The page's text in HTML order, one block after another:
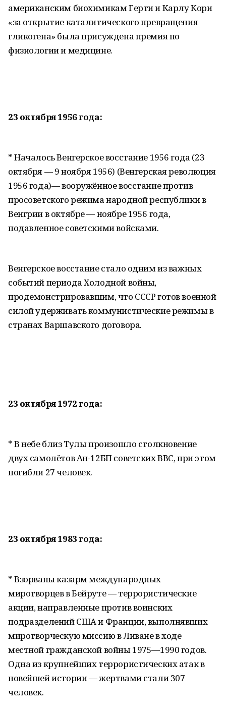
американским биохимикам Герти и Карлу Кори
«за открытие каталитического превращения
гликогена» была присуждена премия по
физиологии и медицине.
23 октября 1956 года:
* Началось Венгерское восстание 1956 года (23
октября — 9 ноября 1956) (Венгерская революция
1956 года)— вооружённое восстание против
просоветского режима народной республики в
Венгрии в октябре — ноябре 1956 года,
подавленное советскими войсками.
Венгерское восстание стало одним из важных
событий периода Холодной войны,
продемонстрировавшим, что СССР готов военной
силой удерживать коммунистические режимы в
странах Варшавского договора.
23 октября 1972 года:
* В небе близ Тулы произошло столкновение
двух самолётов Ан-12БП советских ВВС, при этом
погибли 27 человек.
23 октября 1983 года:
* Взорваны казарм международных
миротворцев в Бейруте — террористические
акции, направленные против воинских
подразделений США и Франции, выполнявших
миротворческую миссию в Ливане в ходе
местной гражданской войны 1975—1990 годов.
Одна из крупнейших террористических атак в
новейшей истории — жертвами стали 307
человек.